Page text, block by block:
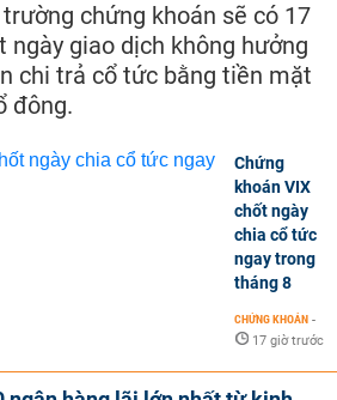
chứng khoán sẽ có 17
ngày giao dịch không hưởng
chi trả cổ tức bằng tiền mặt
đông.
Chứng
khoán VIX
chốt ngày
chia cổ tức
ngay trong
tháng 8
CHỨNG KHOÁN -
17 giờ trước